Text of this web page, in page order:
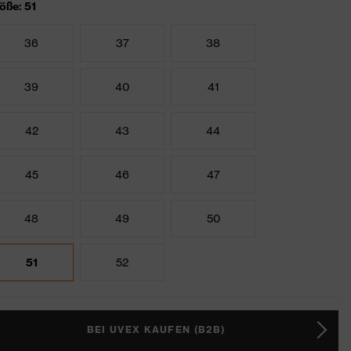
51
36 37 38
39 40 41
42 43 44
45 46 47
48 49 50
51 52
BEI UVEX KAUFEN (B2B)